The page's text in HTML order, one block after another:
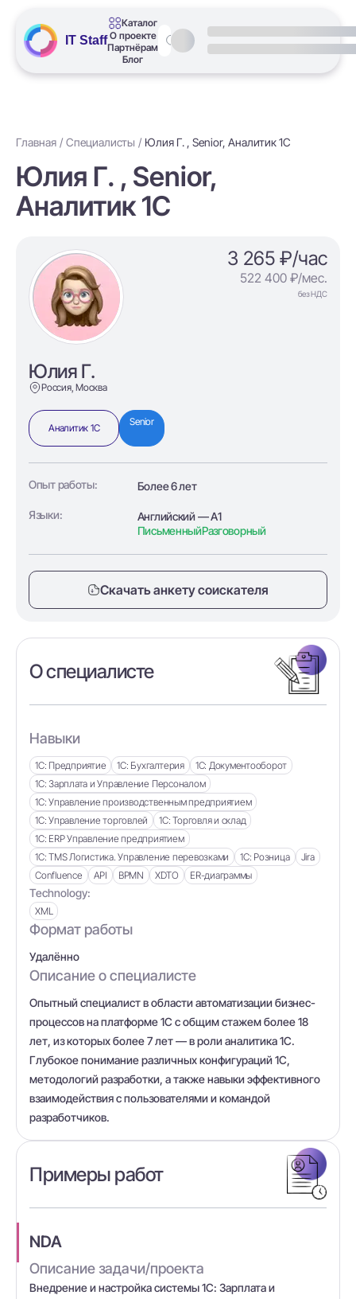
IT Staff
Каталог
О проекте
Партнёрам
Блог
Главная Специалисты Юлия Г. , Senior, Аналитик 1С
Юлия Г. , Senior,
Аналитик 1С
Юлия Г.
Россия, Москва
3 265 ₽/час
522 400 ₽/мес.
без НДС
Аналитик 1С
Senior
Опыт работы: Более 6 лет
Языки:
Английский — A1
ПисьменныйРазговорный
Скачать анкету соискателя
О специалисте
Навыки
1С: Предприятие 1С: Бухгалтерия
1С: Документооборот
1С: Зарплата и Управление Персоналом
1С: Управление производственным предприятием
1С: Управление торговлей
1С: Торговля и склад
1С: ERP Управление предприятием
1С: TMS Логистика. Управление перевозками
1С: Розница
Jira
Confluence
API BPMN XDTO ER-диаграммы
Technology:
XML
Формат работы
Удалённо
Описание о специалисте
Опытный специалист в области автоматизации бизнес-
процессов на платформе 1С с общим стажем более 18
лет, из которых более 7 лет — в роли аналитика 1С.
Глубокое понимание различных конфигураций 1С,
методологий разработки, а также навыки эффективного
взаимодействия с пользователями и командой
разработчиков.
Примеры работ
NDA
Описание задачи/проекта
Внедрение и настройка системы 1С: Зарплата и